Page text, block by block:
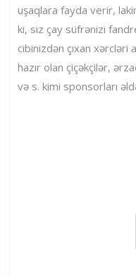
uşaqlara fayda verir,
ki, siz çay süfrənizi
cibinizdən çıxan
hazır olan çiçəkçilər,
və s. kimi sponsorları